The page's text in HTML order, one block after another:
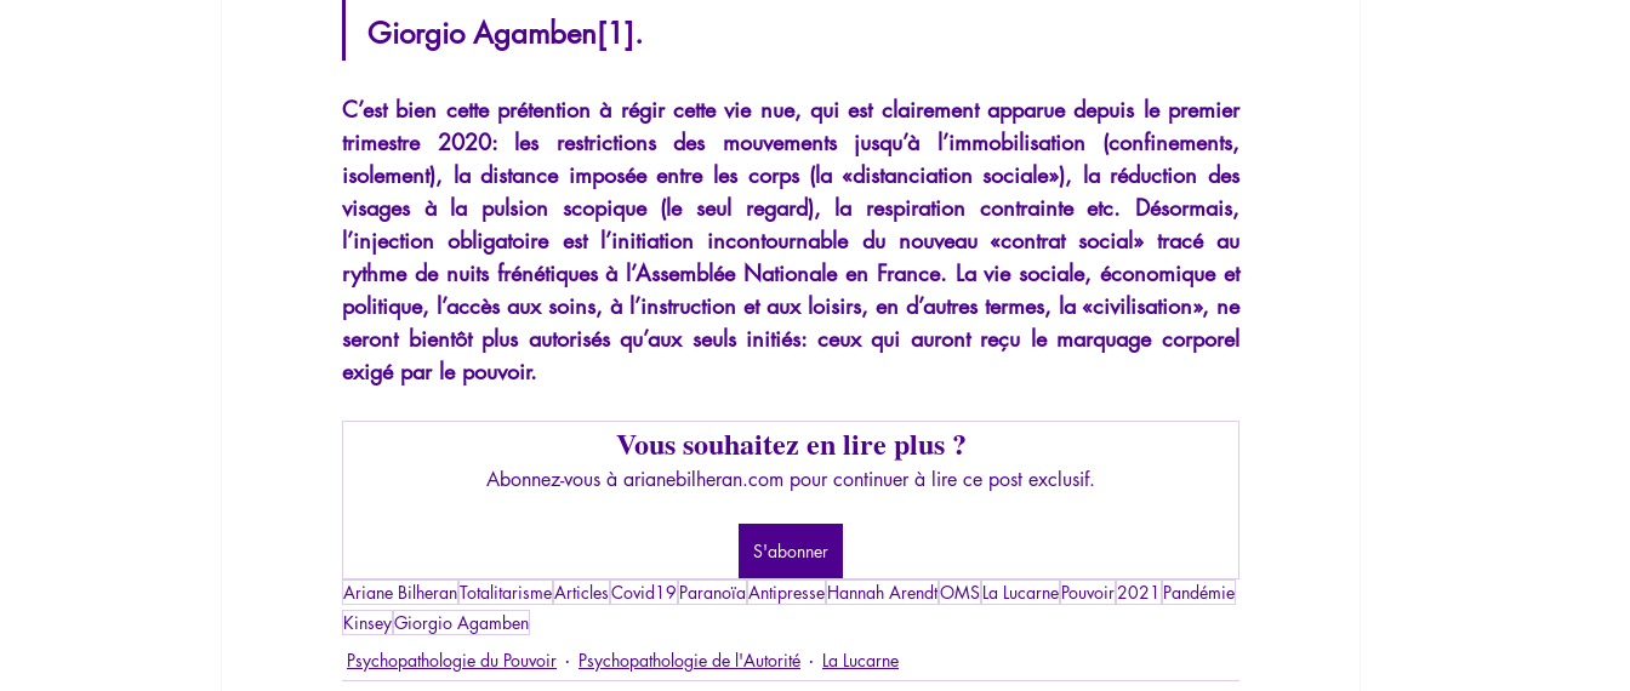
Giorgio Agamben[1].
C’est bien cette prétention à régir cette vie nue, qui est clairement apparue depuis le premier
trimestre 2020: les restrictions des mouvements jusqu’à l’immobilisation (confinements,
isolement), la distance imposée entre les corps (la «distanciation sociale»), la réduction des
visages à la pulsion scopique (le seul regard), la respiration contrainte etc. Désormais,
l’injection obligatoire est l’initiation incontournable du nouveau «contrat social» tracé au
rythme de nuits frénétiques à l’Assemblée Nationale en France. La vie sociale, économique et
politique, l’accès aux soins, à l’instruction et aux loisirs, en d’autres termes, la «civilisation», ne
seront bientôt plus autorisés qu’aux seuls initiés: ceux qui auront reçu le marquage corporel
exigé par le pouvoir.
Vous souhaitez en lire plus ?
Abonnez-vous à arianebilheran.com pour continuer à lire ce post exclusif.
S'abonner
Ariane BilheranTotalitarismeArticlesCovid19 ParanoïaAntipresseHannah ArendtOMSLa LucarnePouvoir2021 Pandémie
KinseyGiorgio Agamben
Psychopathologie du Pouvoir
Psychopathologie de l'Autorité La Lucarne